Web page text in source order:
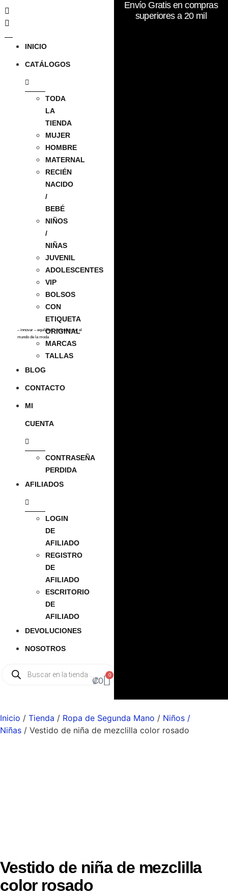
INICIO
CATÁLOGOS
TODA
LA
TIENDA
MUJER
HOMBRE
MATERNAL
RECIÉN
NACIDO
/
BEBÉ
NIÑOS
/
NIÑAS
JUVENIL
ADOLESCENTES
VIP
BOLSOS
CON
ETIQUETA
ORIGINAL
MARCAS
TALLAS
BLOG
CONTACTO
MI
CUENTA
CONTRASEÑA
PERDIDA
AFILIADOS
LOGIN
DE
AFILIADO
REGISTRO
DE
AFILIADO
ESCRITORIO
DE
AFILIADO
DEVOLUCIONES
NOSOTROS
– innovar – equilibrar – transformar el
mundo de la moda
₡0
0
Envío Gratis en compras
superiores a 20 mil
Inicio / Tienda / Ropa de Segunda Mano / Niños /
Niñas / Vestido de niña de mezclilla color rosado
Vestido de niña de mezclilla
color rosado